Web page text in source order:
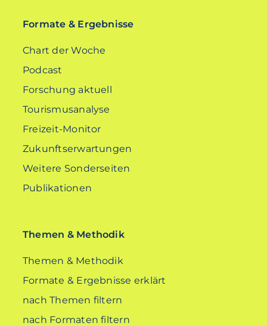
Formate & Ergebnisse
Chart der Woche
Podcast
Forschung aktuell
Tourismusanalyse
Freizeit-Monitor
Zukunftserwartungen
Weitere Sonderseiten
Publikationen
Themen & Methodik
Themen & Methodik
Formate & Ergebnisse erklärt
nach Themen filtern
nach Formaten filtern